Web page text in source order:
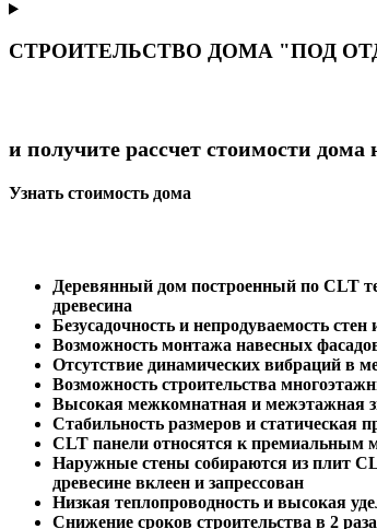
СТРОИТЕЛЬСТВО ДОМА "ПОД
и получите рассчет стоимости дома
Узнать стоимость дома
Деревянный дом построенный по CLT
древесина
Безусадочность и непродуваемость
Возможность монтажа навесных
Отсутствие динамических вибраций в
Возможность строительства
Высокая межкомнатная и межэтажная
Стабильность размеров и статическая
CLT панели относятся к премиальным
Наружные стены собираются из плит
древесине вклеен и запрессован
Низкая теплопроводность и высокая
Снижение сроков строительства в 2